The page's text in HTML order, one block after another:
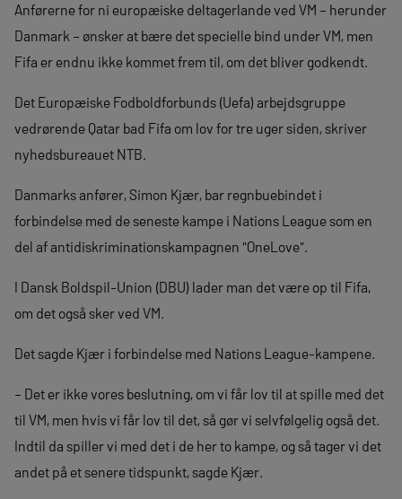
Anførerne for ni europæiske deltagerlande ved VM – herunder
Danmark – ønsker at bære det specielle bind under VM, men
Fifa er endnu ikke kommet frem til, om det bliver godkendt.
Det Europæiske Fodboldforbunds (Uefa) arbejdsgruppe
vedrørende Qatar bad Fifa om lov for tre uger siden, skriver
nyhedsbureauet NTB.
Danmarks anfører, Simon Kjær, bar regnbuebindet i
forbindelse med de seneste kampe i Nations League som en
del af antidiskriminationskampagnen "OneLove".
I Dansk Boldspil-Union (DBU) lader man det være op til Fifa,
om det også sker ved VM.
Det sagde Kjær i forbindelse med Nations League-kampene.
– Det er ikke vores beslutning, om vi får lov til at spille med det
til VM, men hvis vi får lov til det, så gør vi selvfølgelig også det.
Indtil da spiller vi med det i de her to kampe, og så tager vi det
andet på et senere tidspunkt, sagde Kjær.